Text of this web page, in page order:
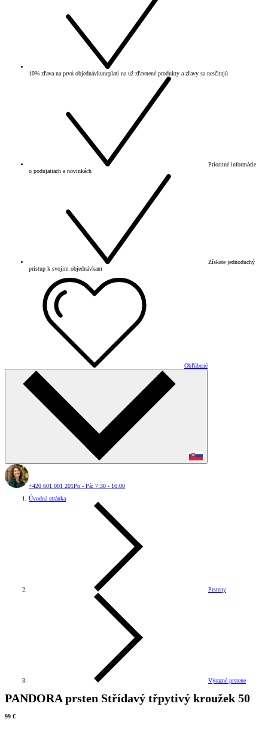
10% zľava na prvú objednávkuneplatí na už zľavnené produkty a zľavy sa nesčítajú
Prioritné informácie
o podujatiach a novinkách
Získate jednoduchý
prístup k svojim objednávkam
Obľúbené
+420 601 001 201Po - Pá: 7:30 - 16:00
Úvodná stránka
Prsteny
Výrazné prstene
PANDORA prsten Střídavý třpytivý kroužek 50
99 €